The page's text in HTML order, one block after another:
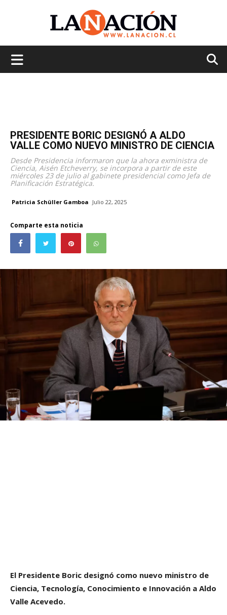
PRESIDENTE BORIC DESIGNÓ A ALDO
VALLE COMO NUEVO MINISTRO DE CIENCIA
Desde Presidencia informaron que la ahora exministra de
Ciencia, Aisén Etcheverry, se incorpora a partir de este
miércoles 23 de julio al gabinete presidencial como Jefa de
Planificación Estratégica.
Patricia Schüller Gamboa Julio 22, 2025
Comparte esta noticia
El Presidente Boric designó como nuevo ministro de
Ciencia, Tecnología, Conocimiento e Innovación a Aldo
Valle Acevedo.